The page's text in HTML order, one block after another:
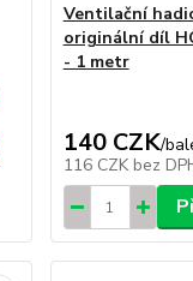
Ventilační
originální díl
- 1 metr
140 CZK/
116 CZK bez